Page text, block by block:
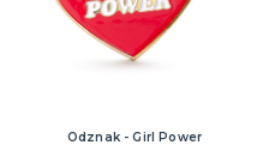
Odznak - Girl Power